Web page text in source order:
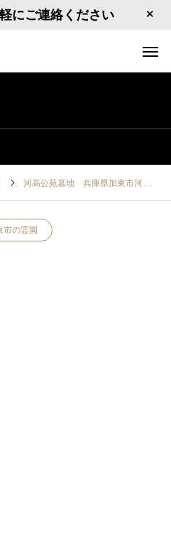
にご連絡ください
河高公苑墓地 兵庫県加東市河高4007
市の霊園